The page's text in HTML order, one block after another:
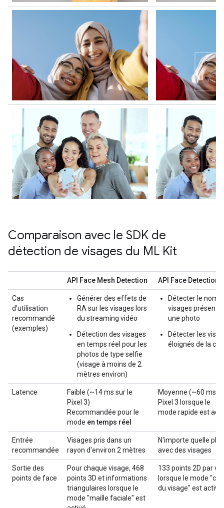
Comparaison avec le SDK de
détection de visages du ML Kit
API Face Mesh Detection API Face Detection
Cas
d'utilisation
recommandé
(exemples)
Générer des effets de
RA sur les visages lors
du streaming vidéo
Détection des visages
en temps réel pour les
photos de type selfie
(visage à moins de 2
mètres environ)
Détecter le
visages présents
une photo
Détecter les
éloignés de la
Latence
Faible (~14 ms sur le
Pixel 3)
Recommandée pour le
mode en temps réel
Moyenne (~60 ms
Pixel 3 lorsque le
mode rapide est
Entrée
recommandée
Visages pris dans un
rayon d'environ 2 mètres
N'importe quelle
avec des visages
Sortie des
points de face
Pour chaque visage, 468
points 3D et informations
triangulaires lorsque le
mode "maille faciale" est
133 points 2D par
lorsque le mode
du visage" est activé.